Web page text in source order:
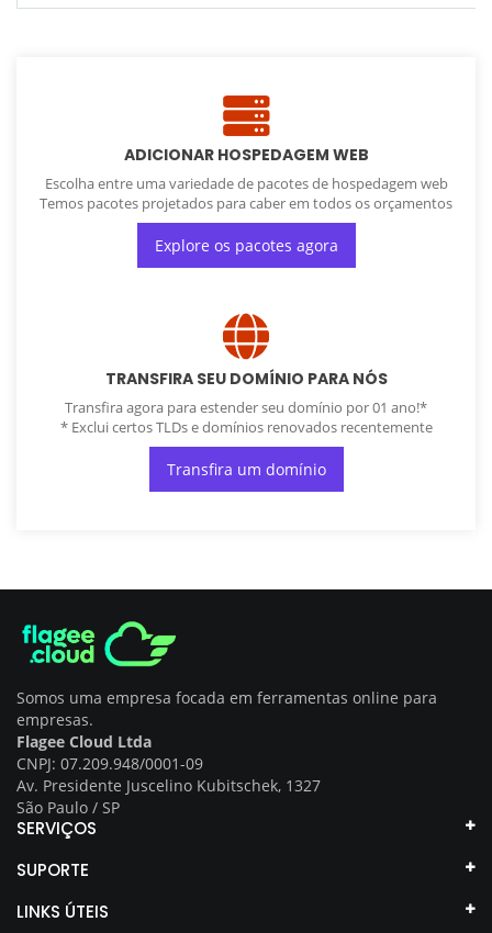
ADICIONAR HOSPEDAGEM WEB
Escolha entre uma variedade de pacotes de hospedagem web
Temos pacotes projetados para caber em todos os orçamentos
Explore os pacotes agora
TRANSFIRA SEU DOMÍNIO PARA NÓS
Transfira agora para estender seu domínio por 01 ano!*
* Exclui certos TLDs e domínios renovados recentemente
Transfira um domínio
Somos uma empresa focada em ferramentas online para
empresas.
Flagee Cloud Ltda
CNPJ: 07.209.948/0001-09
Av. Presidente Juscelino Kubitschek, 1327
São Paulo / SP
SERVIÇOS
SUPORTE
LINKS ÚTEIS